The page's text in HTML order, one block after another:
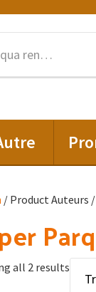
/ Product Auteurs
all 2 results